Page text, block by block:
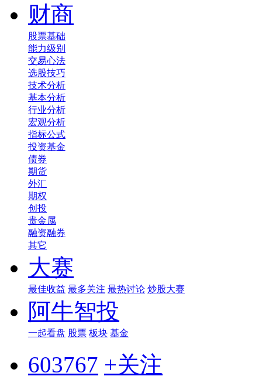
财商
股票基础
能力级别
交易心法
选股技巧
技术分析
基本分析
行业分析
宏观分析
指标公式
投资基金
债券
期货
外汇
期权
创投
贵金属
融资融券
其它
大赛
最佳收益 最多关注 最热讨论 炒股大赛
阿牛智投
一起看盘 股票 板块 基金
603767 +关注